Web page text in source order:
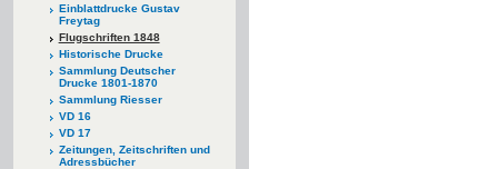
Einblattdrucke Gustav
Freytag
Flugschriften 1848
Historische Drucke
Sammlung Deutscher
Drucke 1801-1870
Sammlung Riesser
VD 16
VD 17
Zeitungen, Zeitschriften und
Adressbücher